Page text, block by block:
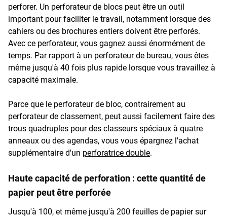
perforer. Un perforateur de blocs peut être un outil
important pour faciliter le travail, notamment lorsque des
cahiers ou des brochures entiers doivent être perforés.
Avec ce perforateur, vous gagnez aussi énormément de
temps. Par rapport à un perforateur de bureau, vous êtes
même jusqu'à 40 fois plus rapide lorsque vous travaillez à
capacité maximale.
Parce que le perforateur de bloc, contrairement au
perforateur de classement, peut aussi facilement faire des
trous quadruples pour des classeurs spéciaux à quatre
anneaux ou des agendas, vous vous épargnez l'achat
supplémentaire d'un perforatrice double.
Haute capacité de perforation : cette quantité de
papier peut être perforée
Jusqu'à 100, et même jusqu'à 200 feuilles de papier sur